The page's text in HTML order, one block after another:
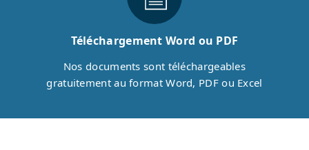
Téléchargement Word ou PDF
Nos documents sont téléchargeables
gratuitement au format Word, PDF ou Excel